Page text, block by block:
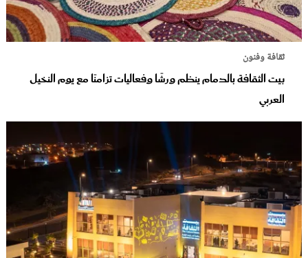
ثقافة وفنون
بيت الثقافة بالدمام ينظم ورشًا وفعاليات تزامنًا مع يوم النخيل
العربي